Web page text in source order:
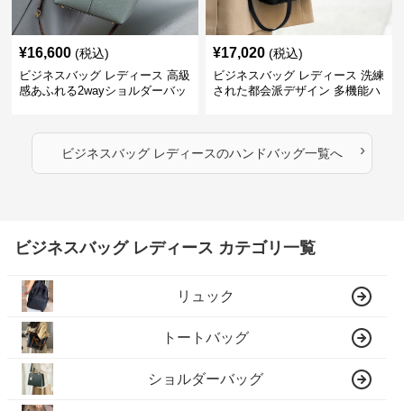
¥16,600 (税込)
ビジネスバッグ レディース 高級
感あふれる2wayショルダーバッ
¥17,020 (税込)
ビジネスバッグ レディース 洗練
された都会派デザイン 多機能ハ
ビジネスバッグ レディースのハンドバッグ一覧へ ›
ビジネスバッグ レディース カテゴリ一覧
リュック
トートバッグ
ショルダーバッグ